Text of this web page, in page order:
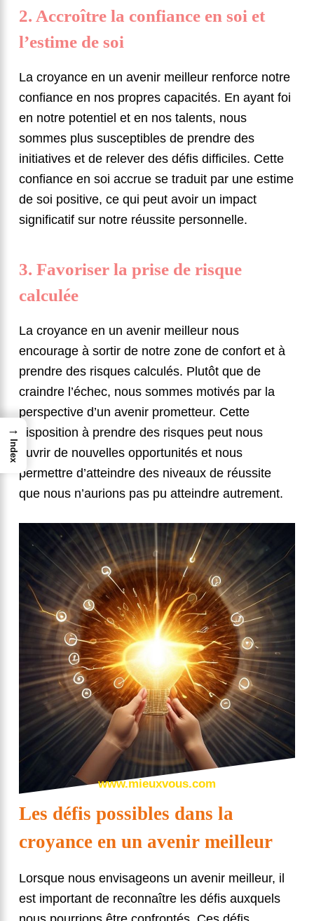
2. Accroître la confiance en soi et
l’estime de soi
La croyance en un avenir meilleur renforce notre
confiance en nos propres capacités. En ayant foi
en notre potentiel et en nos talents, nous
sommes plus susceptibles de prendre des
initiatives et de relever des défis difficiles. Cette
confiance en soi accrue se traduit par une estime
de soi positive, ce qui peut avoir un impact
significatif sur notre réussite personnelle.
3. Favoriser la prise de risque
calculée
La croyance en un avenir meilleur nous
encourage à sortir de notre zone de confort et à
prendre des risques calculés. Plutôt que de
craindre l’échec, nous sommes motivés par la
perspective d’un avenir prometteur. Cette
disposition à prendre des risques peut nous
ouvrir de nouvelles opportunités et nous
permettre d’atteindre des niveaux de réussite
que nous n’aurions pas pu atteindre autrement.
www.mieuxvous.com
Les défis possibles dans la
croyance en un avenir meilleur
Lorsque nous envisageons un avenir meilleur, il
est important de reconnaître les défis auxquels
→
Index